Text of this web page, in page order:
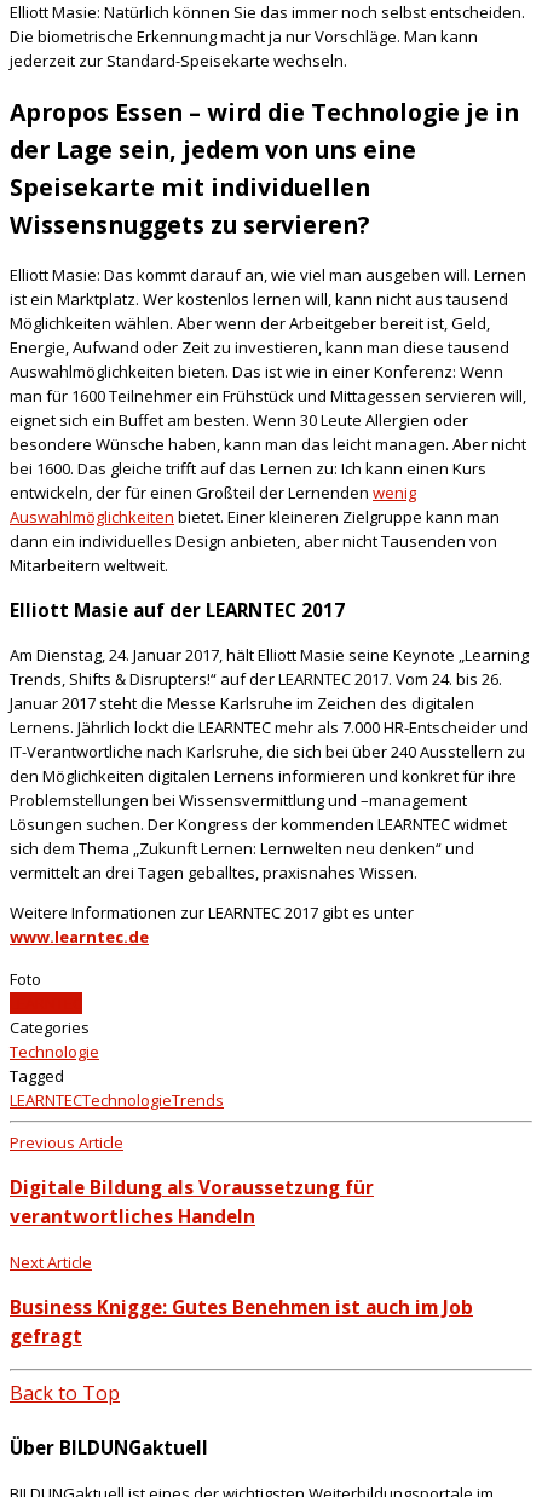
Elliott Masie: Natürlich können Sie das immer noch selbst entscheiden.
Die biometrische Erkennung macht ja nur Vorschläge. Man kann
jederzeit zur Standard-Speisekarte wechseln.
Apropos Essen – wird die Technologie je in
der Lage sein, jedem von uns eine
Speisekarte mit individuellen
Wissensnuggets zu servieren?
Elliott Masie: Das kommt darauf an, wie viel man ausgeben will. Lernen
ist ein Marktplatz. Wer kostenlos lernen will, kann nicht aus tausend
Möglichkeiten wählen. Aber wenn der Arbeitgeber bereit ist, Geld,
Energie, Aufwand oder Zeit zu investieren, kann man diese tausend
Auswahlmöglichkeiten bieten. Das ist wie in einer Konferenz: Wenn
man für 1600 Teilnehmer ein Frühstück und Mittagessen servieren will,
eignet sich ein Buffet am besten. Wenn 30 Leute Allergien oder
besondere Wünsche haben, kann man das leicht managen. Aber nicht
bei 1600. Das gleiche trifft auf das Lernen zu: Ich kann einen Kurs
entwickeln, der für einen Großteil der Lernenden wenig
Auswahlmöglichkeiten bietet. Einer kleineren Zielgruppe kann man
dann ein individuelles Design anbieten, aber nicht Tausenden von
Mitarbeitern weltweit.
Elliott Masie auf der LEARNTEC 2017
Am Dienstag, 24. Januar 2017, hält Elliott Masie seine Keynote „Learning
Trends, Shifts & Disrupters!“ auf der LEARNTEC 2017. Vom 24. bis 26.
Januar 2017 steht die Messe Karlsruhe im Zeichen des digitalen
Lernens. Jährlich lockt die LEARNTEC mehr als 7.000 HR-Entscheider und
IT-Verantwortliche nach Karlsruhe, die sich bei über 240 Ausstellern zu
den Möglichkeiten digitalen Lernens informieren und konkret für ihre
Problemstellungen bei Wissensvermittlung und –management
Lösungen suchen. Der Kongress der kommenden LEARNTEC widmet
sich dem Thema „Zukunft Lernen: Lernwelten neu denken“ und
vermittelt an drei Tagen geballtes, praxisnahes Wissen.
Weitere Informationen zur LEARNTEC 2017 gibt es unter
www.learntec.de
Foto
Categories
Technologie
Tagged
LEARNTECTechnologieTrends
Previous Article
Digitale Bildung als Voraussetzung für
verantwortliches Handeln
Next Article
Business Knigge: Gutes Benehmen ist auch im Job
gefragt
Back to Top
Über BILDUNGaktuell